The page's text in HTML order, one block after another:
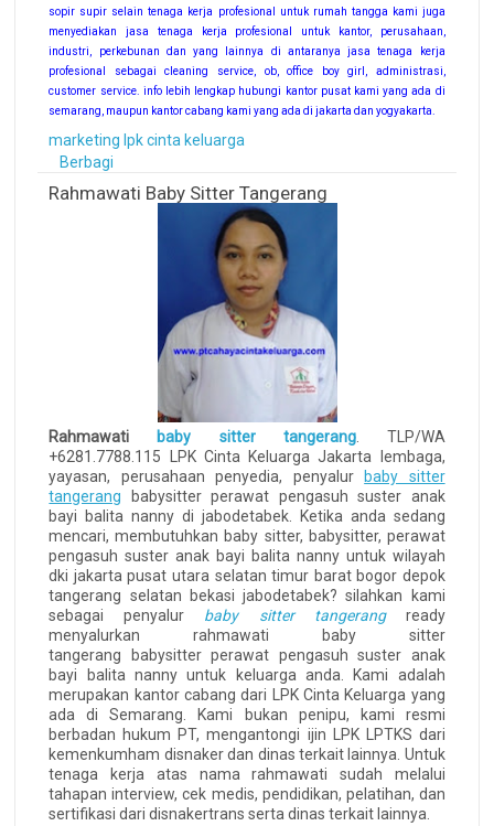
sopir supir selain tenaga kerja profesional untuk rumah tangga kami juga
menyediakan jasa tenaga kerja profesional untuk kantor, perusahaan,
industri, perkebunan dan yang lainnya di antaranya jasa tenaga kerja
profesional sebagai cleaning service, ob, office boy girl, administrasi,
customer service. info lebih lengkap hubungi kantor pusat kami yang ada di
semarang, maupun kantor cabang kami yang ada di jakarta dan yogyakarta.
marketing lpk cinta keluarga
Berbagi
Rahmawati Baby Sitter Tangerang
Rahmawati baby sitter tangerang. TLP/WA
+6281.7788.115 LPK Cinta Keluarga Jakarta lembaga,
yayasan, perusahaan penyedia, penyalur
baby sitter
tangerang babysitter perawat pengasuh suster anak
bayi balita nanny di jabodetabek. Ketika anda sedang
mencari, membutuhkan baby sitter, babysitter, perawat
pengasuh suster anak bayi balita nanny untuk wilayah
dki jakarta pusat utara selatan timur barat bogor depok
tangerang selatan bekasi jabodetabek? silahkan kami
sebagai penyalur baby sitter tangerangready
menyalurkan rahmawati baby sitter
tangerang babysitter perawat pengasuh suster anak
bayi balita nanny untuk keluarga anda. Kami adalah
merupakan kantor cabang dari LPK Cinta Keluarga yang
ada di Semarang. Kami bukan penipu, kami resmi
berbadan hukum PT, mengantongi ijin LPK LPTKS dari
kemenkumham disnaker dan dinas terkait lainnya. Untuk
tenaga kerja atas nama rahmawati sudah melalui
tahapan interview, cek medis, pendidikan, pelatihan, dan
sertifikasi dari disnakertrans serta dinas terkait lainnya.